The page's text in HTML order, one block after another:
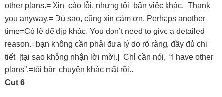
other plans.= Xin cáo lỗi, nhưng tôi bận việc khác. Thank
you anyway.= Dù sao, cũng xin cám ơn. Perhaps another
time=Có lẽ để dịp khác. You don’t need to give a detailed
reason.=bạn không cần phải đưa lý do rõ ràng, đầy đủ chi
tiết [tại sao không nhận lời mời.] Chỉ cần nói, “I have other
plans”.=tôi bận chuyện khác mất rồi..
Cut 6